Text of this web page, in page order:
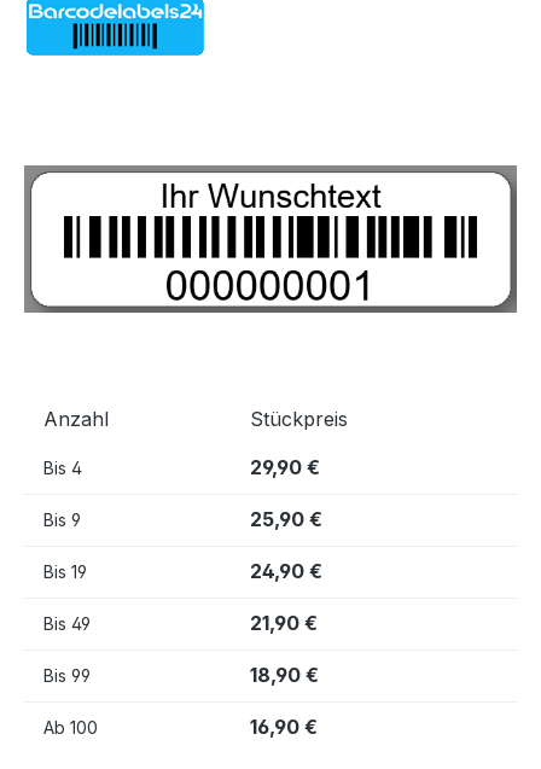
Anzahl Stückpreis
Bis 4 29,90 €
Bis 9 25,90 €
Bis 19 24,90 €
Bis 49 21,90 €
Bis 99 18,90 €
Ab 100 16,90 €